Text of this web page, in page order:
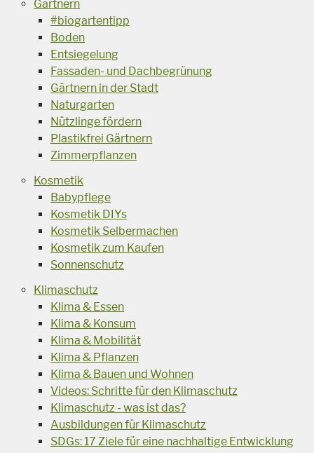
Gärtnern
#biogartentipp
Boden
Entsiegelung
Fassaden- und Dachbegrünung
Gärtnern in der Stadt
Naturgarten
Nützlinge fördern
Plastikfrei Gärtnern
Zimmerpflanzen
Kosmetik
Babypflege
Kosmetik DIYs
Kosmetik Selbermachen
Kosmetik zum Kaufen
Sonnenschutz
Klimaschutz
Klima & Essen
Klima & Konsum
Klima & Mobilität
Klima & Pflanzen
Klima & Bauen und Wohnen
Videos: Schritte für den Klimaschutz
Klimaschutz - was ist das?
Ausbildungen für Klimaschutz
SDGs: 17 Ziele für eine nachhaltige Entwicklung